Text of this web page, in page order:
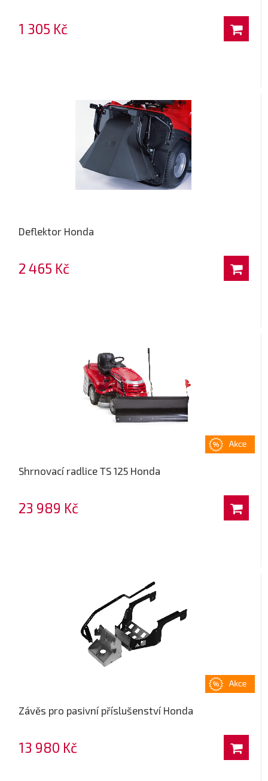
1 305 Kč
Deflektor Honda
2 465 Kč
Shrnovací radlice TS 125 Honda
23 989 Kč
Závěs pro pasivní příslušenství Honda
13 980 Kč